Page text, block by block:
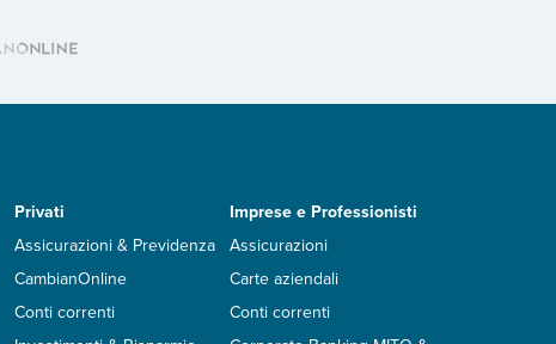
Privati
Assicurazioni & Previdenza
CambianOnline
Conti correnti
Imprese e Professionisti
Assicurazioni
Carte aziendali
Conti correnti